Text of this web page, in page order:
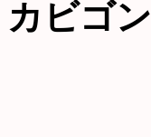
カビゴン